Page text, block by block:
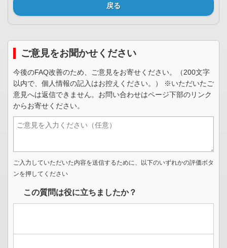
戻る
ご意見をお聞かせください
今後のFAQ改善のため、ご意見をお寄せください。（200文字
以内で、個人情報の記入はお控えください。） ※いただいたご
意見へは返信できません。お問い合わせはページ下部のリンク
からお寄せください。
ご入力していただいた内容を送信するために、以下のいずれかの評価ボタ
ンを押してください
この質問は役に立ちましたか？